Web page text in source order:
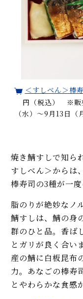
＜すしべん＞棒
円（税込） ※販
（水）〜9月13日
焼き鯖すしで知ら
すしべん＞からは
棒寿司の3種が一
脂のりが絶妙なノ
鯖すしは、鯖の身
群のひと品。香ば
とガリが良く合い
産の鯖に白板昆布
力。あなごの棒寿
とやわらかな食感